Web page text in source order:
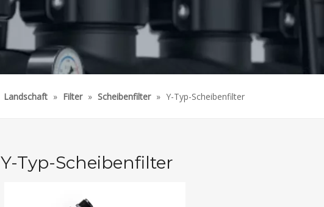
Landschaft » Filter » Scheibenfilter » Y-Typ-Scheibenfilter
Y-Typ-Scheibenfilter